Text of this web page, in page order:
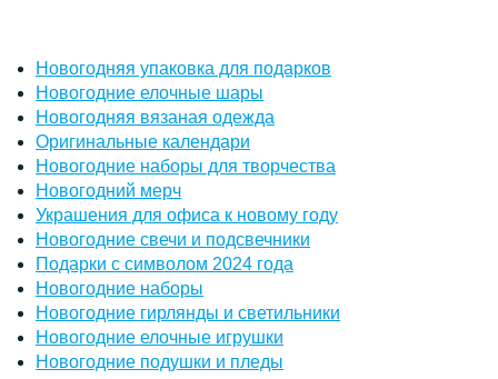
Новогодняя упаковка для подарков
Новогодние елочные шары
Новогодняя вязаная одежда
Оригинальные календари
Новогодние наборы для творчества
Новогодний мерч
Украшения для офиса к новому году
Новогодние свечи и подсвечники
Подарки с символом 2024 года
Новогодние наборы
Новогодние гирлянды и светильники
Новогодние елочные игрушки
Новогодние подушки и пледы